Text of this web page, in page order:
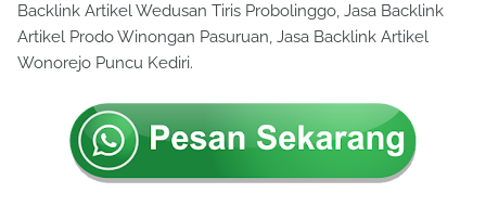
Backlink Artikel Wedusan Tiris Probolinggo, Jasa Backlink
Artikel Prodo Winongan Pasuruan, Jasa Backlink Artikel
Wonorejo Puncu Kediri.